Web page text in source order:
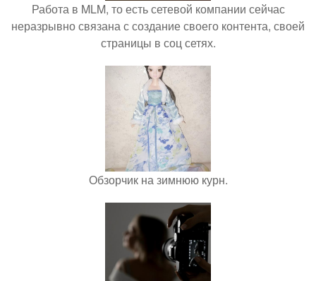
Работа в MLM, то есть сетевой компании сейчас
неразрывно связана с создание своего контента, своей
страницы в соц сетях.
Обзорчик на зимнюю курн.